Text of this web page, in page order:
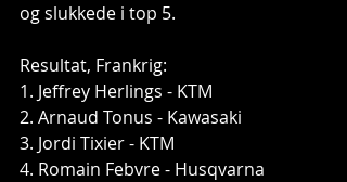
og slukkede i top 5.
Resultat, Frankrig:
1. Jeffrey Herlings - KTM
2. Arnaud Tonus - Kawasaki
3. Jordi Tixier - KTM
4. Romain Febvre - Husqvarna